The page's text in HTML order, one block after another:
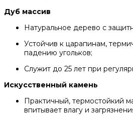
Дуб массив
Натуральное дерево с
Устойчив к царапинам,
падению угольков;
Служит до 25 лет при
Искусственный камень
Практичный, термостойкий
впитывает влагу и